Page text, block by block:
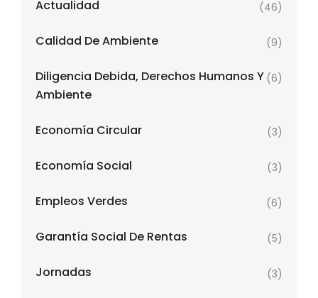
Actualidad (46)
Calidad De Ambiente (9)
Diligencia Debida, Derechos Humanos Y
Ambiente
(6)
Economía Circular (3)
Economía Social (3)
Empleos Verdes (6)
Garantía Social De Rentas (5)
Jornadas (3)